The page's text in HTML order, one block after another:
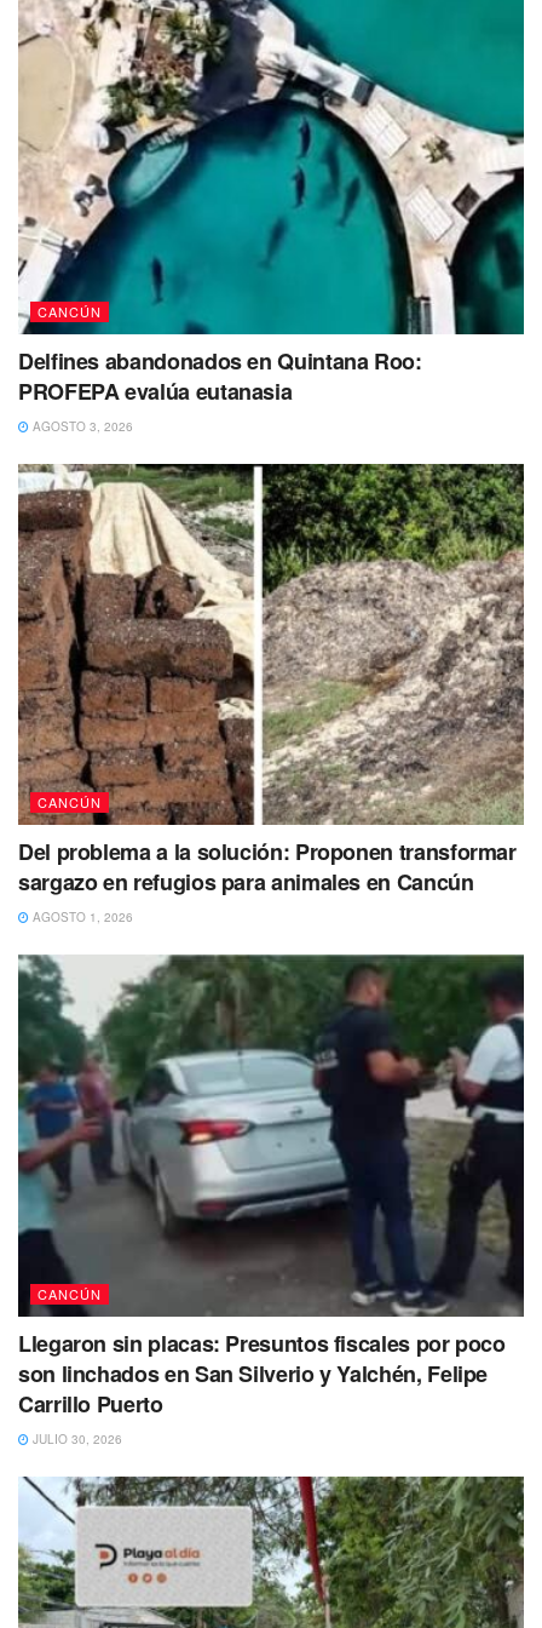
Algunas versiones indicaron que los salvavidas habían
socorrido de inmediato al joven sin embargo, otras más
señalan que a decir de los familiares los rescatistas que se
encontraban en la torre se habían distraído con sus
teléfonos y no fue oportuna su intervención para sacarlo
del mar.
Hasta el lugar del lamentable deceso arribaron policías
ministeriales para realizar las diligencias de rigor así como
el levantamiento del cuerpo del turista nacional.
Con Información e imagen de Amaya Informa
CANCÚN
Delfines abandonados en Quintana Roo:
PROFEPA evalúa eutanasia
AGOSTO 3, 2026
CANCÚN
Del problema a la solución: Proponen transformar
sargazo en refugios para animales en Cancún
AGOSTO 1, 2026
CANCÚN
Llegaron sin placas: Presuntos fiscales por poco
son linchados en San Silverio y Yalchén, Felipe
Carrillo Puerto
JULIO 30, 2026